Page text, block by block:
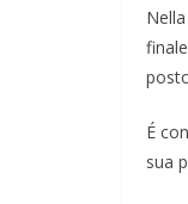
É
sua